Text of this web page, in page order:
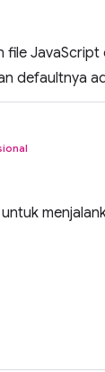
file JavaScript
defaultnya